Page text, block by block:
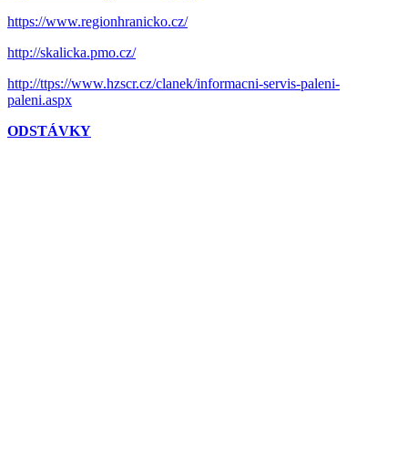
https://www.regionhranicko.cz/
http://skalicka.pmo.cz/
http://ttps://www.hzscr.cz/clanek/informacni-servis-paleni-
paleni.aspx
ODSTÁVKY